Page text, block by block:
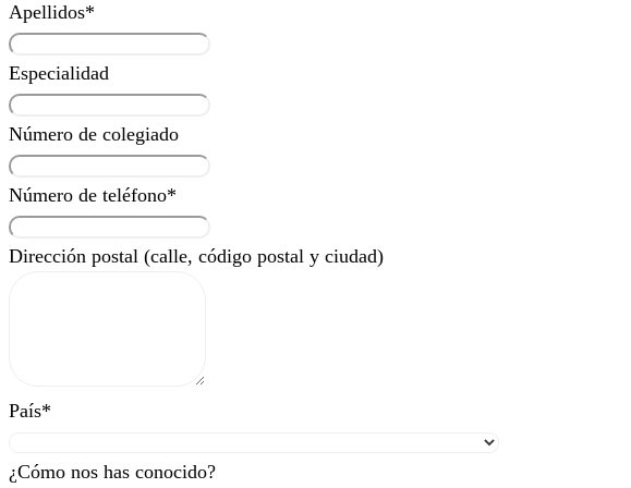
Apellidos*
Especialidad
Número de colegiado
Número de teléfono*
Dirección postal (calle, código postal y ciudad)
País*
¿Cómo nos has conocido?